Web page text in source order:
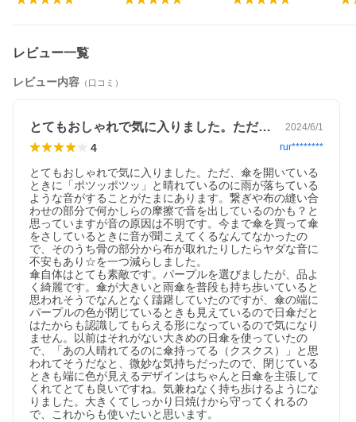
レビュー一覧
レビュー内容 （口コミ）
とてもおしゃれで気に入りました。ただ、… 2024/6/1
4 rur********
とてもおしゃれで気に入りました。ただ、傘を開いている
ときに「ポツッポツッ」と晴れているのに雨が落ちている
ような音がすることがたまにあります。繋ぎや布の縫い合
わせの部分で何かしらの摩擦で音を出しているのかも？と
思っていますが音の原因は不明です。今まで傘を買って傘
をさしているときに音が聞こえてくるなんてなかったの
で、そのうち骨の部分から布が取れたりしたらヤダな音に
不安もあり☆を一つ減らしました。
傘自体はとても素敵です。パープルを選びましたが、品よ
く綺麗です。傘が大きいと雨傘を普段も持ち歩いていると
思われそうでなんとなく躊躇していたのですが、傘の端に
パープルの色が閉じているときも見えているので日傘だと
はたからも認識してもらえる形になっているので気になり
ません。以前はそれがない大きめの日傘を使っていたの
で、「あの人晴れてるのに傘持ってる（クスクス）」と思
われてそうだなと、微妙な気持ちだったので、閉じている
ときも端に色が見えるデザインはちゃんと日傘を主張して
くれてとても良いですね。気兼ねなく持ち歩けるようにな
りました。大きくてしっかり日焼けから守ってくれるの
で、これからも使いたいと思います。